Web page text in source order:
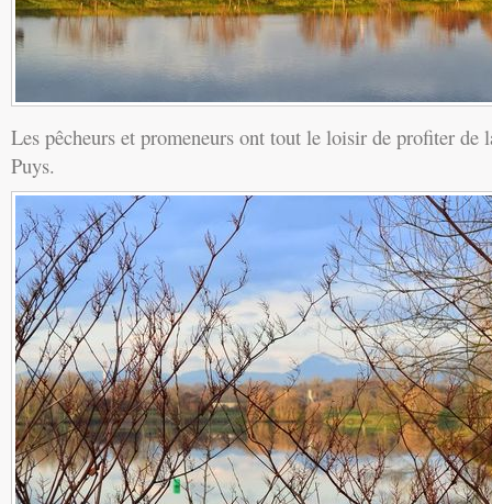
Les pêcheurs et promeneurs ont tout le loisir de profiter de
Puys.